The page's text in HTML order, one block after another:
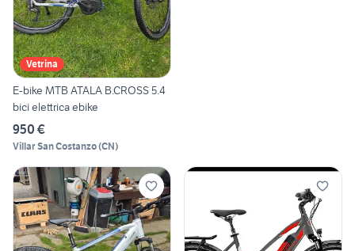
Vetrina
E-bike MTB ATALA B.CROSS 5.4
bici elettrica ebike
950 €
Villar San Costanzo(CN)